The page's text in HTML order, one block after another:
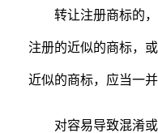
转让注册商标的，
注册的近似的商标，
近似的商标，应当一并
对容易导致混淆或